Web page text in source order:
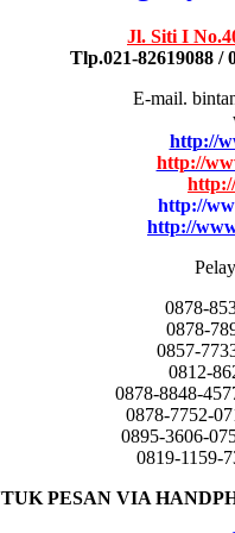
Jl. Siti I
Tlp.021-82619088 /
E-mail.
http://
http://
http://
http://
0878-
0878-
0857-
0812-
0878-8848-
0878-7752-
0895-3606-
0819-1159-
PESAN VIA